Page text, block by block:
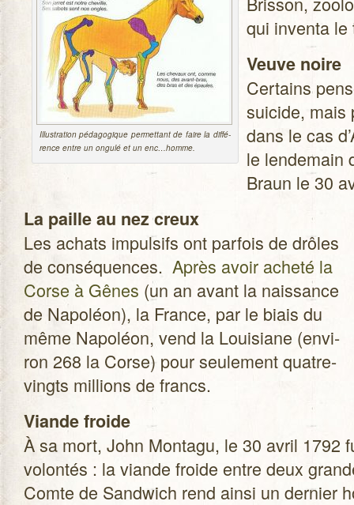
Illus­tra­tion péda­go­gique per­met­tant de faire la dif­fé­
rence entre un ongulé et un enc…homme.
qui inventa le
Veuve noire
Cer­tains
sui­cide, mais
dans le cas
le len­de­main
Braun le 30
La paille au nez creux
Les achats impul­sifs ont par­fois de drôles
de consé­quences. Après avoir acheté la
Corse à Gênes (un an avant la nais­sance
de Napo­léon), la France, par le biais du
même Napo­léon, vend la Loui­siane (envi­
ron 268 la Corse) pour seule­ment quatre-
vingts mil­lions de francs.
Viande froide
À sa mort, John Mon­tagu, le 30 avril 1792
volon­tés : la viande froide entre deux
Comte de Sand­wich rend ainsi un der­nier